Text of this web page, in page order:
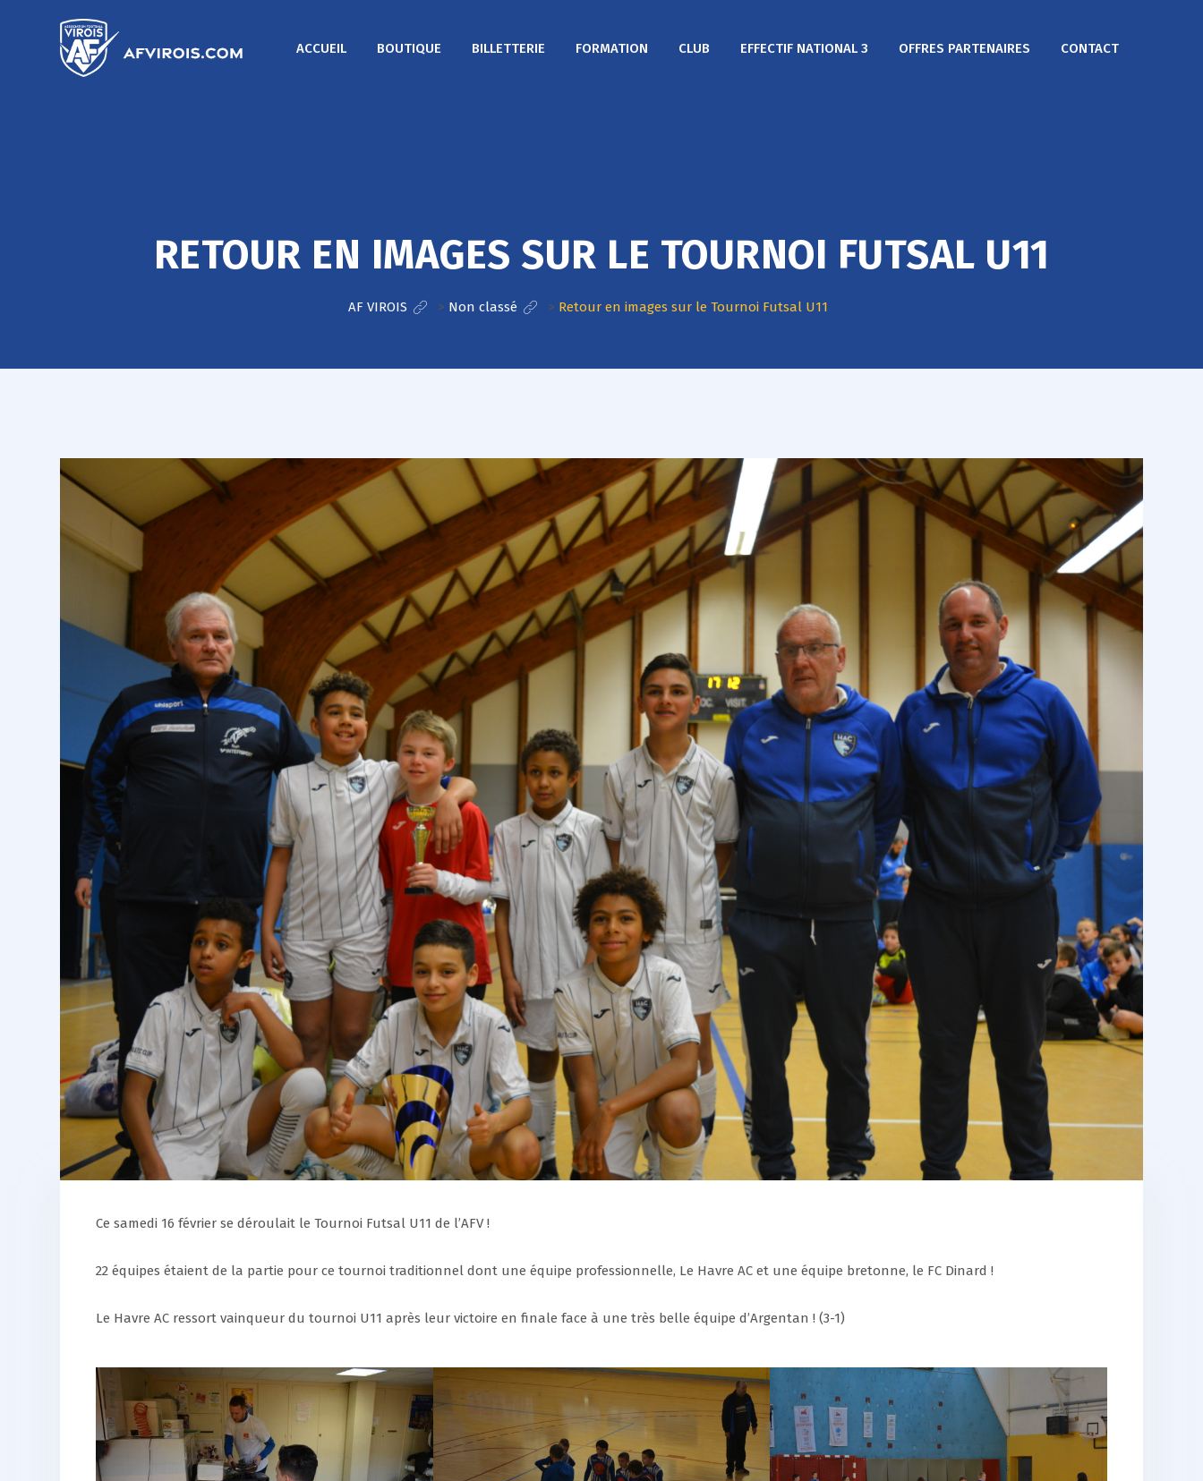
ACCUEIL BOUTIQUE BILLETTERIE FORMATION CLUB EFFECTIF NATIONAL 3 OFFRES PARTENAIRES CONTACT
RETOUR EN IMAGES SUR LE TOURNOI FUTSAL U11
AF VIROIS > Non classé > Retour en images sur le Tournoi Futsal U11
Ce samedi 16 février se déroulait le Tournoi Futsal U11 de l’AFV !
22 équipes étaient de la partie pour ce tournoi traditionnel dont une équipe professionnelle, Le Havre AC et une équipe bretonne, le FC Dinard !
Le Havre AC ressort vainqueur du tournoi U11 après leur victoire en finale face à une très belle équipe d’Argentan ! (3-1)